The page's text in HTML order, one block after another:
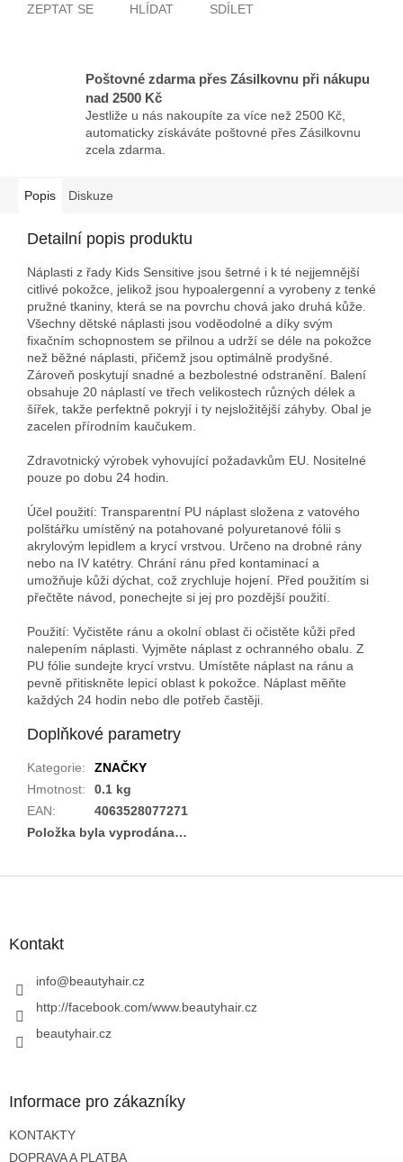
ZEPTAT SE HLÍDAT SDÍLET
Poštovné zdarma přes Zásilkovnu při nákupu
nad 2500 Kč
Jestliže u nás nakoupíte za více než 2500 Kč,
automaticky získáváte poštovné přes Zásilkovnu
zcela zdarma.
Popis Diskuze
Detailní popis produktu
Náplasti z řady Kids Sensitive jsou šetrné i k té nejjemnější
citlivé pokožce, jelikož jsou hypoalergenní a vyrobeny z tenké
pružné tkaniny, která se na povrchu chová jako druhá kůže.
Všechny dětské náplasti jsou voděodolné a díky svým
fixačním schopnostem se přilnou a udrží se déle na pokožce
než běžné náplasti, přičemž jsou optimálně prodyšné.
Zároveň poskytují snadné a bezbolestné odstranění. Balení
obsahuje 20 náplastí ve třech velikostech různých délek a
šířek, takže perfektně pokryjí i ty nejsložitější záhyby. Obal je
zacelen přírodním kaučukem.
Zdravotnický výrobek vyhovující požadavkům EU. Nositelné
pouze po dobu 24 hodin.
Účel použití: Transparentní PU náplast složena z vatového
polštářku umístěný na potahované polyuretanové fólii s
akrylovým lepidlem a krycí vrstvou. Určeno na drobné rány
nebo na IV katétry. Chrání ránu před kontaminací a
umožňuje kůži dýchat, což zrychluje hojení. Před použitím si
přečtěte návod, ponechejte si jej pro pozdější použití.
Použití: Vyčistěte ránu a okolní oblast či očistěte kůži před
nalepením náplasti. Vyjměte náplast z ochranného obalu. Z
PU fólie sundejte krycí vrstvu. Umístěte náplast na ránu a
pevně přitiskněte lepicí oblast k pokožce. Náplast měňte
každých 24 hodin nebo dle potřeb častěji.
Doplňkové parametry
Kategorie:
ZNAČKY
Hmotnost:
0.1 kg
EAN:
4063528077271
Položka byla vyprodána…
Kontakt
info@beautyhair.cz
http://facebook.com/www.beautyhair.cz
beautyhair.cz
Informace pro zákazníky
KONTAKTY
DOPRAVA A PLATBA